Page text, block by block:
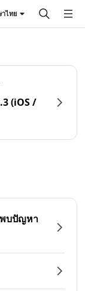
ไทย
(iOS /
บปัญหา